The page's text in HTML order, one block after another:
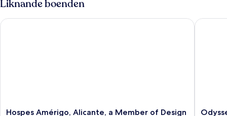
Room
Only
Liknande boenden
Hospes
Hospes Amérigo, Alicante, a Member of Design
Hospes Amérigo, Alicante, a Member of Design Hotels